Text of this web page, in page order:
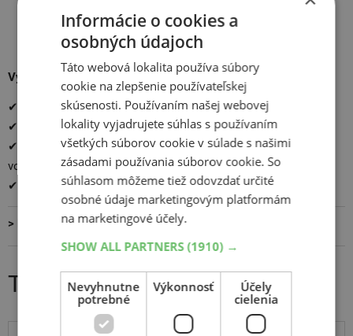
pneumatikami; medzi silné stránky patrí excelentný grip na
mokrej a suchej vozovke a vysoká odolnosť proti
aquaplaningu.
Výhody:
✔ Prémiový výkon na mokrej a suchej vozovke
✔ Výborné výsledky na snehu
✔ Certifikácia 3PMSF, hodnotenie A v priľnavosti na mokrej
vozovke
✔ Udržateľnosť: vyrobené z až 55 % recyklovaných materiálov
> Prečítajte si tiež:Alchýmia pneumatík pre Formulu 1
Tabuľka výsledkov testov Pirelli
Informácie o cookies a
osobných údajoch
Táto webová lokalita používa súbory
cookie na zlepšenie používateľskej
skúsenosti. Používaním našej webovej
lokality vyjadrujete súhlas s používaním
všetkých súborov cookie v súlade s našimi
zásadami používania súborov cookie. So
súhlasom môžeme tiež odovzdať určité
osobné údaje marketingovým platformám
na marketingové účely.
SHOW ALL PARTNERS(1910) →
Nevyhnutne
potrebné
Výkonnosť
Účely
cielenia